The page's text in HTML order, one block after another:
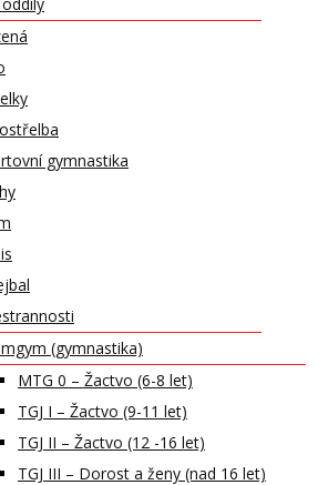
gymnastika
(gymnastika)
MTG 0 – Žactvo (6-8 let)
TGJ I – Žactvo (9-11 let)
TGJ II – Žactvo (12 -16 let)
TGJ III – Dorost a ženy (nad 16 let)